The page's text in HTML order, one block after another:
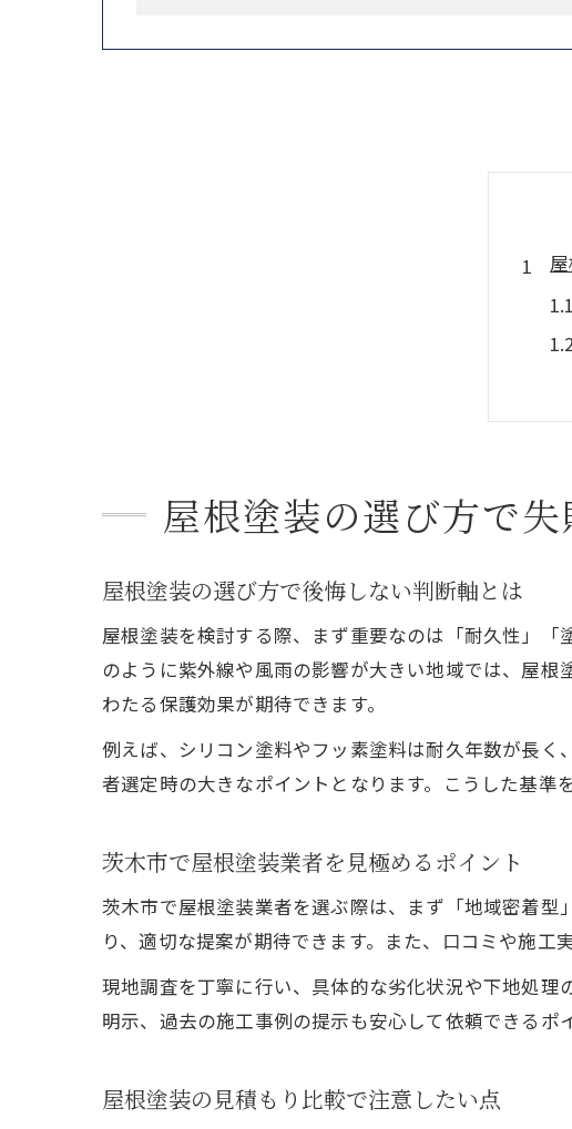
屋根塗装の選び方で
屋根塗装の選び方で後悔しない判断軸とは
屋根塗装を検討する際、まず重要なのは「耐久性」
のように紫外線や風雨の影響が大きい地域では、屋
わたる保護効果が期待できます。
例えば、シリコン塗料やフッ素塗料は耐久年数が長
者選定時の大きなポイントとなります。こうした基準
茨木市で屋根塗装業者を見極めるポイント
茨木市で屋根塗装業者を選ぶ際は、まず「地域密着
り、適切な提案が期待できます。また、口コミや施工
現地調査を丁寧に行い、具体的な劣化状況や下地処
明示、過去の施工事例の提示も安心して依頼できるポ
屋根塗装の見積もり比較で注意したい点